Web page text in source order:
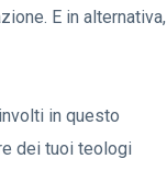
E in alternativa,
in questo
dei tuoi teologi